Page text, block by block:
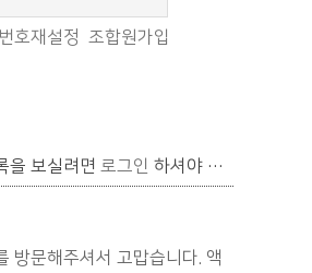
호재설정 조합원가입
을 보실려면 로그인 하셔야 합니다.
방문해주셔서 고맙습니다. 액